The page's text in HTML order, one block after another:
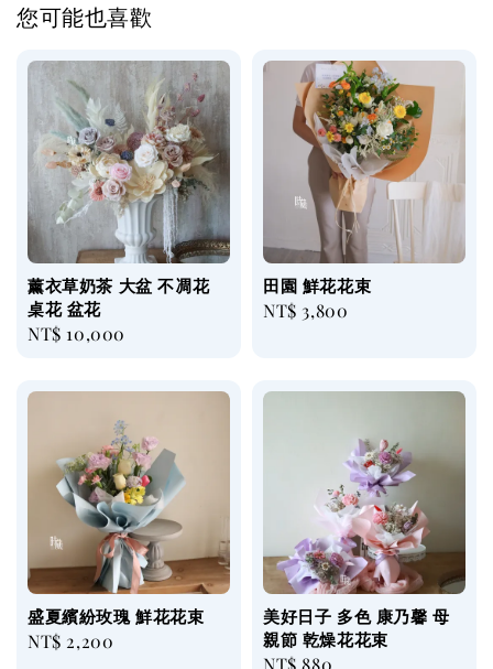
您可能也喜歡
薰衣草奶茶 大盆 不凋花
桌花 盆花
Regular
NT$ 10,000
田園 鮮花花束
Regular
NT$ 3,800
盛夏繽紛玫瑰 鮮花花束
Regular
NT$ 2,200
美好日子 多色 康乃馨 母
親節 乾燥花花束
Regular
NT$ 880